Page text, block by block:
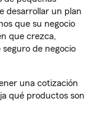
desarrollar un plan
que su negocio
que crezca,
de negocio
una cotización
qué productos son